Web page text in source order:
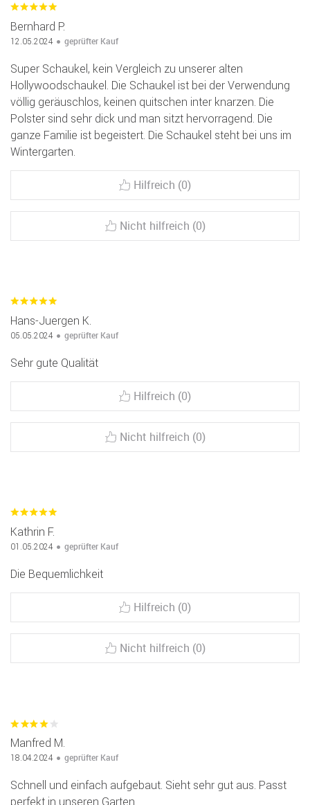
Bernhard P.
12.05.2024 geprüfter Kauf
Super Schaukel, kein Vergleich zu unserer alten
Hollywoodschaukel. Die Schaukel ist bei der Verwendung
völlig geräuschlos, keinen quitschen inter knarzen. Die
Polster sind sehr dick und man sitzt hervorragend. Die
ganze Familie ist begeistert. Die Schaukel steht bei uns im
Wintergarten.
Hilfreich (0)
Nicht hilfreich (0)
Hans-Juergen K.
05.05.2024 geprüfter Kauf
Sehr gute Qualität
Hilfreich (0)
Nicht hilfreich (0)
Kathrin F.
01.05.2024 geprüfter Kauf
Die Bequemlichkeit
Hilfreich (0)
Nicht hilfreich (0)
Manfred M.
18.04.2024 geprüfter Kauf
Schnell und einfach aufgebaut. Sieht sehr gut aus. Passt
perfekt in unseren Garten